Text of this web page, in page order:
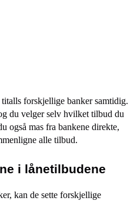
forskjellige banker samtidig.
du velger selv hvilket tilbud du
også mas fra bankene direkte,
alle tilbud.
i lånetilbudene
kan de sette forskjellige